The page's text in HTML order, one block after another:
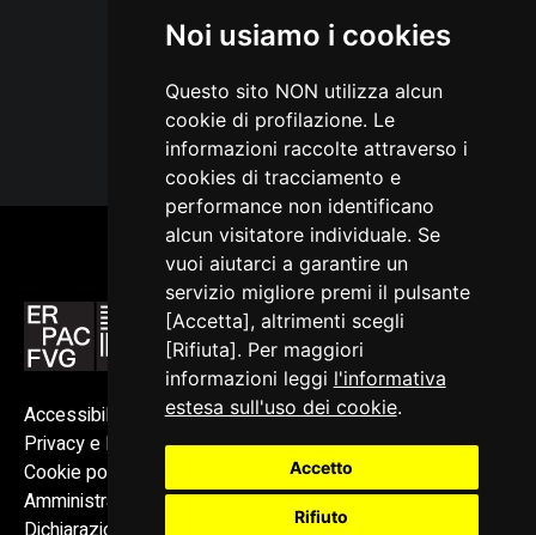
Noi usiamo i cookies
Questo sito NON utilizza alcun
cookie di profilazione. Le
informazioni raccolte attraverso i
cookies di tracciamento e
performance non identificano
alcun visitatore individuale. Se
vuoi aiutarci a garantire un
servizio migliore premi il pulsante
[Accetta], altrimenti scegli
[Rifiuta]. Per maggiori
informazioni leggi l'informativa
estesa sull'uso dei cookie.
Accetto
Rifiuto
Elio Ciol: insoliti paesaggi
VEDI TUTTI
Accessibilità
Privacy e Note legali
Cookie policy
Amministrazione trasparente